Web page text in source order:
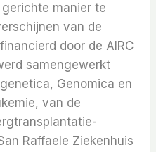
manier te
van de
door de AIRC
samengewerkt
Genomica en
van de
Raffaele Ziekenhuis